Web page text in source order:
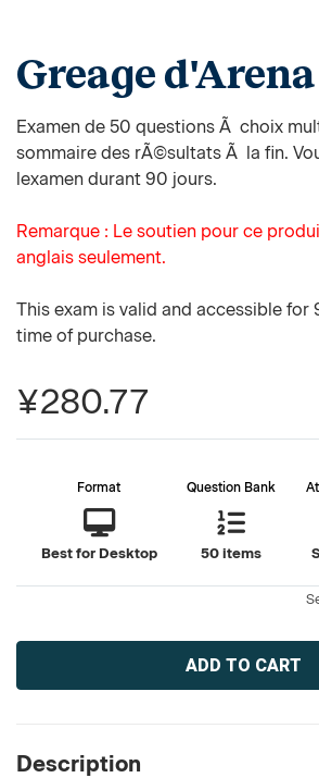
Greage
Examen de 50 questions Ã choix
sommaire des rÃ©sultats Ã la fin.
lexamen durant 90 jours.
Remarque : Le soutien pour ce
anglais seulement.
This exam is valid and accessible for
time of purchase.
¥280.77
Format
Best for Desktop
Question Bank
50 items
Current
Description